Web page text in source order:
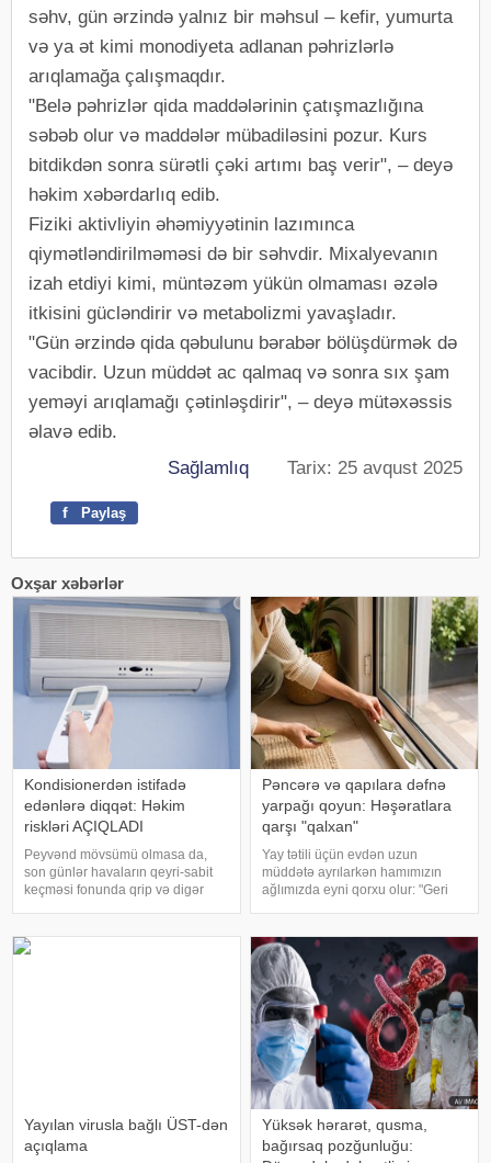
səhv, gün ərzində yalnız bir məhsul – kefir, yumurta
və ya ət kimi monodiyeta adlanan pəhrizlərlə
arıqlamağa çalışmaqdır.
"Belə pəhrizlər qida maddələrinin çatışmazlığına
səbəb olur və maddələr mübadiləsini pozur. Kurs
bitdikdən sonra sürətli çəki artımı baş verir", – deyə
həkim xəbərdarlıq edib.
Fiziki aktivliyin əhəmiyyətinin lazımınca
qiymətləndirilməməsi də bir səhvdir. Mixalyevanın
izah etdiyi kimi, müntəzəm yükün olmaması əzələ
itkisini gücləndirir və metabolizmi yavaşladır.
"Gün ərzində qida qəbulunu bərabər bölüşdürmək də
vacibdir. Uzun müddət ac qalmaq və sonra sıx şam
yeməyi arıqlamağı çətinləşdirir", – deyə mütəxəssis
əlavə edib.
Sağlamlıq Tarix: 25 avqust 2025
f Paylaş
Oxşar xəbərlər
Kondisionerdən istifadə
edənlərə diqqət: Həkim
riskləri AÇIQLADI
Peyvənd mövsümü olmasa da,
son günlər havaların qeyri-sabit
keçməsi fonunda qrip və digər
mövzusuna çevrilib.
Pəncərə və qapılara dəfnə
yarpağı qoyun: Həşəratlara
qarşı "qalxan"
Yay tətili üçün evdən uzun
müddətə ayrılarkən hamımızın
ağlımızda eyni qorxu olur: "Geri
dərmanlardan istifadə etmədən,
evinizi bu "qonaqlardan"
Yayılan virusla bağlı ÜST-dən
açıqlama
Yüksək hərarət, qusma,
bağırsaq pozğunluğu: